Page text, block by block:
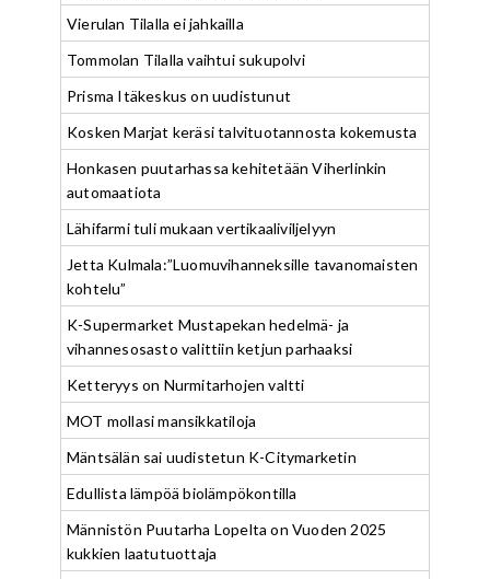
Vierulan Tilalla ei jahkailla
Tommolan Tilalla vaihtui sukupolvi
Prisma Itäkeskus on uudistunut
Kosken Marjat keräsi talvituotannosta kokemusta
Honkasen puutarhassa kehitetään Viherlinkin
automaatiota
Lähifarmi tuli mukaan vertikaaliviljelyyn
Jetta Kulmala:”Luomuvihanneksille tavanomaisten
kohtelu”
K-Supermarket Mustapekan hedelmä- ja
vihannesosasto valittiin ketjun parhaaksi
Ketteryys on Nurmitarhojen valtti
MOT mollasi mansikkatiloja
Mäntsälän sai uudistetun K-Citymarketin
Edullista lämpöä biolämpökontilla
Männistön Puutarha Lopelta on Vuoden 2025
kukkien laatutuottaja